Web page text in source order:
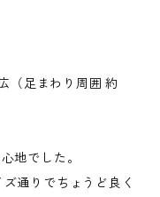
（足まわり周囲 約
地でした。
通りでちょうど良く